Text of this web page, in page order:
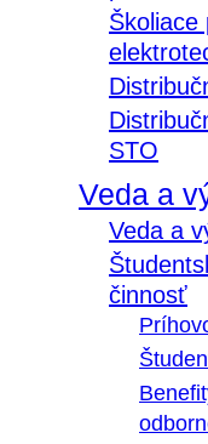
Školiace
STO
Veda a
Veda a
činnosť